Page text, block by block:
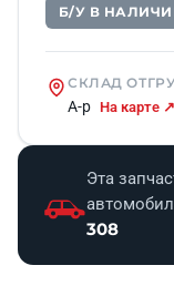
Б/У В
СКЛАД
А-р На карте ↗
Эта
308